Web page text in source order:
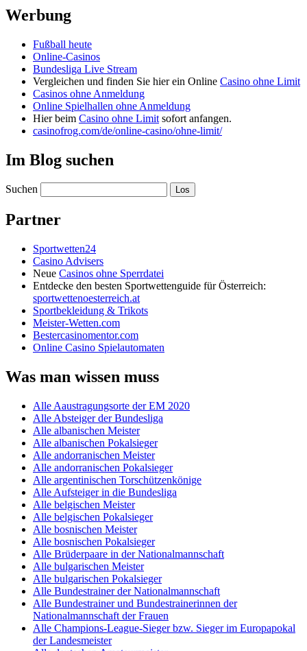
Werbung
Fußball heute
Online-Casinos
Bundesliga Live Stream
Vergleichen und finden Sie hier ein Online Casino ohne Limit
Casinos ohne Anmeldung
Online Spielhallen ohne Anmeldung
Hier beim Casino ohne Limit sofort anfangen.
casinofrog.com/de/online-casino/ohne-limit/
Im Blog suchen
Suchen
Partner
Sportwetten24
Casino Advisers
Neue Casinos ohne Sperrdatei
Entdecke den besten Sportwettenguide für Österreich:
sportwettenoesterreich.at
Sportbekleidung & Trikots
Meister-Wetten.com
Bestercasinomentor.com
Online Casino Spielautomaten
Was man wissen muss
Alle Aaustragungsorte der EM 2020
Alle Absteiger der Bundesliga
Alle albanischen Meister
Alle albanischen Pokalsieger
Alle andorranischen Meister
Alle andorranischen Pokalsieger
Alle argentinischen Torschützenkönige
Alle Aufsteiger in die Bundesliga
Alle belgischen Meister
Alle belgischen Pokalsieger
Alle bosnischen Meister
Alle bosnischen Pokalsieger
Alle Brüderpaare in der Nationalmannschaft
Alle bulgarischen Meister
Alle bulgarischen Pokalsieger
Alle Bundestrainer der Nationalmannschaft
Alle Bundestrainer und Bundestrainerinnen der
Nationalmannschaft der Frauen
Alle Champions-League-Sieger bzw. Sieger im Europapokal
der Landesmeister